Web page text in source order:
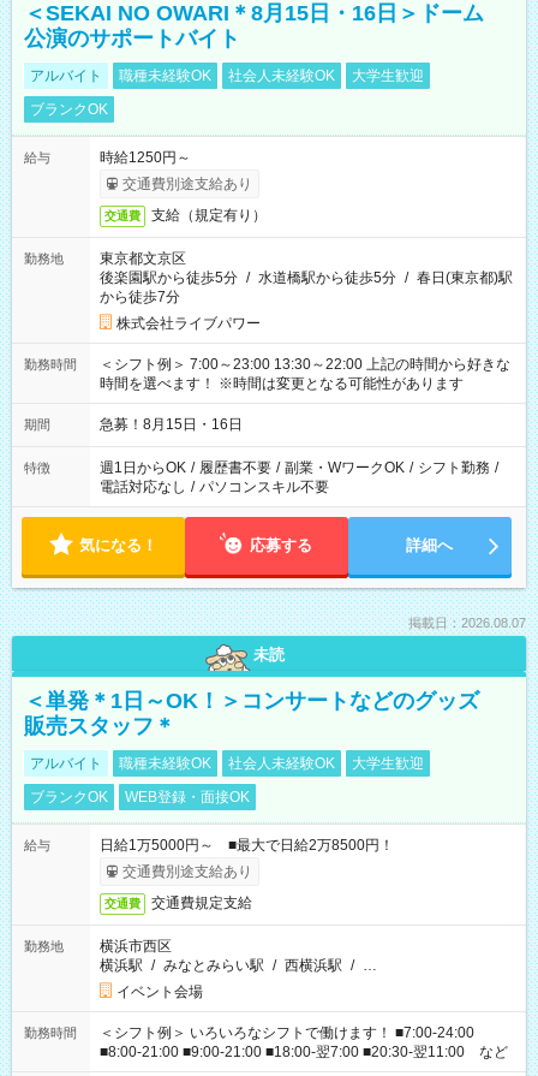
＜SEKAI NO OWARI＊8月15日・16日＞ドーム
公演のサポートバイト
アルバイト 職種未経験OK 社会人未経験OK
大学生歓迎
ブランクOK
給与
時給1250円～
交通費別途支給あり
交通費 支給（規定有り）
勤務地
東京都文京区
後楽園駅から徒歩5分 / 水道橋駅から徒歩5分 / 春日(東京都)駅
から徒歩7分
株式会社ライブパワー
勤務時間
＜シフト例＞ 7:00～23:00 13:30～22:00 上記の時間から好きな
時間を選べます！ ※時間は変更となる可能性があります
期間 急募！8月15日・16日
特徴 週1日からOK / 履歴書不要 / 副業・WワークOK / シフト勤務 /
電話対応なし / パソコンスキル不要
気になる！ 応募する 詳細へ
掲載日：2026.08.07
未読
＜単発＊1日～OK！＞コンサートなどのグッズ
販売スタッフ＊
アルバイト 職種未経験OK 社会人未経験OK
大学生歓迎
ブランクOK
WEB登録・面接OK
給与
日給1万5000円～ ■最大で日給2万8500円！
交通費別途支給あり
交通費 交通費規定支給
勤務地
横浜市西区
横浜駅 / みなとみらい駅 / 西横浜駅 / …
イベント会場
勤務時間
＜シフト例＞ いろいろなシフトで働けます！ ■7:00-24:00
■8:00-21:00 ■9:00-21:00 ■18:00-翌7:00 ■20:30-翌11:00 など